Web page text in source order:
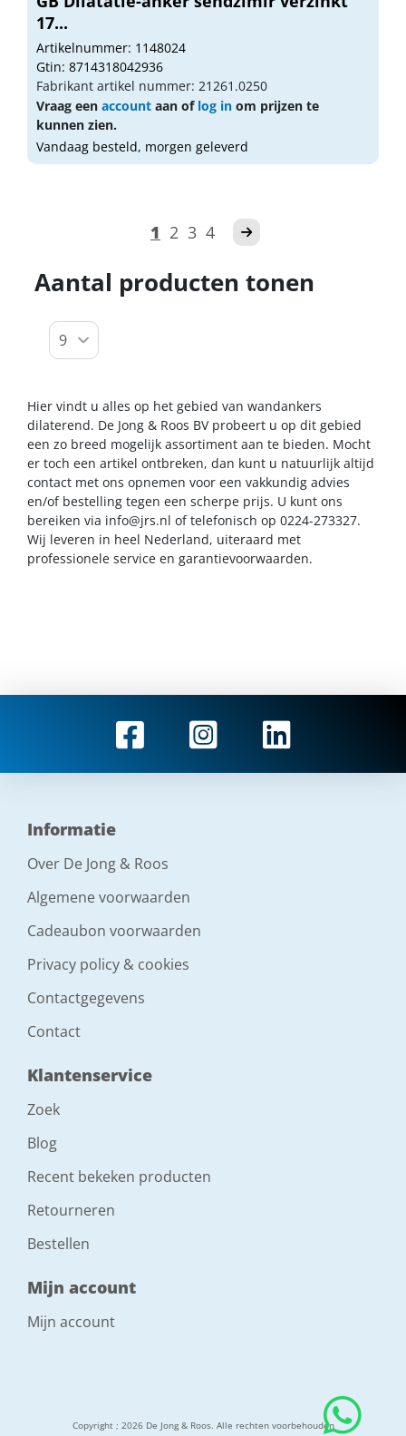
17...
Artikelnummer: 1148024
Gtin: 8714318042936
Fabrikant artikel nummer: 21261.0250
Vraag een account aan of log in om prijzen te
kunnen zien.
Vandaag besteld, morgen geleverd
1 2 3 4
Aantal producten tonen
Hier vindt u alles op het gebied van wandankers
dilaterend. De Jong & Roos BV probeert u op dit gebied
een zo breed mogelijk assortiment aan te bieden. Mocht
er toch een artikel ontbreken, dan kunt u natuurlijk altijd
contact met ons opnemen voor een vakkundig advies
en/of bestelling tegen een scherpe prijs. U kunt ons
bereiken via info@jrs.nl of telefonisch op 0224-273327.
Wij leveren in heel Nederland, uiteraard met
professionele service en garantievoorwaarden.
Informatie
Over De Jong & Roos
Algemene voorwaarden
Cadeaubon voorwaarden
Privacy policy & cookies
Contactgegevens
Contact
Klantenservice
Zoek
Blog
Recent bekeken producten
Retourneren
Bestellen
Mijn account
Mijn account
Copyright ; 2026 De Jong & Roos. Alle rechten voorbehouden